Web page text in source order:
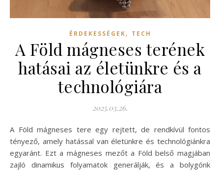
ÉRDEKESSÉGEK, TECH
A Föld mágneses terének
hatásai az életünkre és a
technológiára
2025.03.26.
A Föld mágneses tere egy rejtett, de rendkívül fontos
tényező, amely hatással van életünkre és technológiánkra
egyaránt. Ezt a mágneses mezőt a Föld belső magjában
zajló dinamikus folyamatok generálják, és a bolygónk